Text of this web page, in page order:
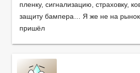
пленку, сигнализацию, страховку,
защиту бампера… Я же не на рынок
пришёл